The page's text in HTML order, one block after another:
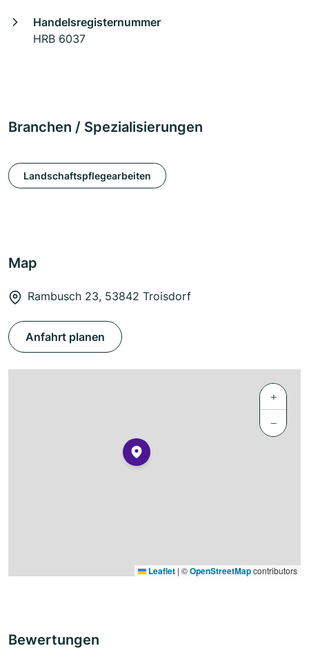
Handelsregisternummer
HRB 6037
Branchen / Spezialisierungen
Landschaftspflegearbeiten
Map
Rambusch 23, 53842 Troisdorf
Anfahrt planen
+
−
Leaflet | ©OpenStreetMapcontributors
Bewertungen